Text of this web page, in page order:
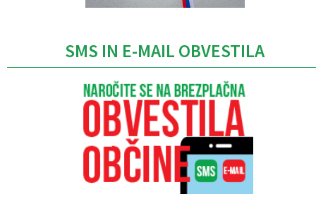
SMS IN E-MAIL OBVESTILA